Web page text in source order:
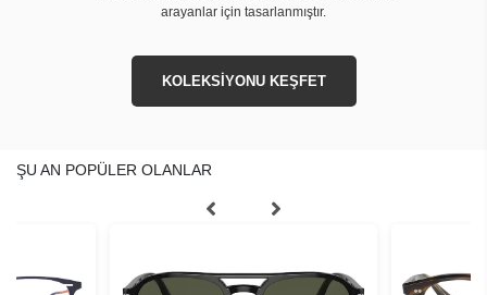
arayanlar için tasarlanmıştır.
KOLEKSİYONU KEŞFET
ŞU AN POPÜLER OLANLAR